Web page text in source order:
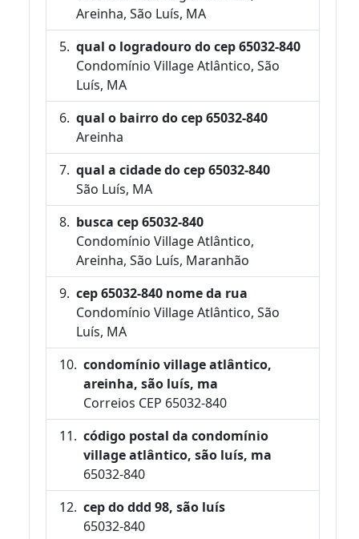
Areinha, São Luís, MA
qual o logradouro do cep 65032-840
Condomínio Village Atlântico, São
Luís, MA
qual o bairro do cep 65032-840
Areinha
qual a cidade do cep 65032-840
São Luís, MA
busca cep 65032-840
Condomínio Village Atlântico,
Areinha, São Luís, Maranhão
cep 65032-840 nome da rua
Condomínio Village Atlântico, São
Luís, MA
condomínio village atlântico,
areinha, são luís, ma
Correios CEP 65032-840
código postal da condomínio
village atlântico, são luís, ma
65032-840
cep do ddd 98, são luís
65032-840